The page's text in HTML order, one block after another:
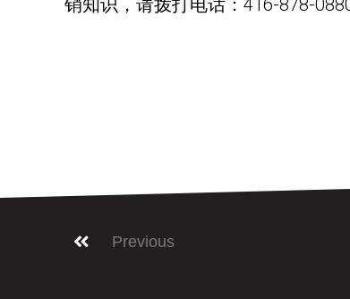
销知识，请拨打电话：416-878-
Previous